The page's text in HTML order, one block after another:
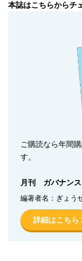
本誌はこちらからチ
ご購読なら年間
す。
月刊 ガバナンス
編著者名：ぎょう
詳細はこち